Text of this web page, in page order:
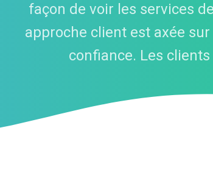
façon de voir les services
approche client est axée
confiance. Les